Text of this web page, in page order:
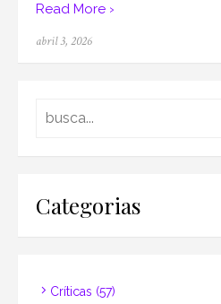
Read More ›
Posted
abril 3, 2026
Categorias
Críticas (57)